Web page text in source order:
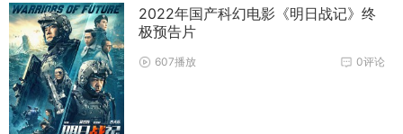
2022年国产科幻电影《明日战记》终
极预告片
0评论
607播放